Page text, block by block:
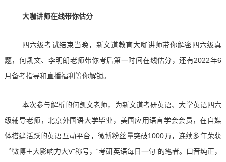
大咖讲师在线带你估分
四六级考试结束当晚，新文道教育大咖讲师带你解密四六级真
题，何凯文、李明朗老师带你考后第一时间在线估分，还有2022年6
月备考指导和直播福利等你解锁。
本次参与解析的何凯文老师，为新文道考研英语、大学英语四六
级辅导老师，北京外国语大学毕业，美国应用语言学会会员，在自媒
体搭建活跃的英语互动平台，微博粉丝量突破1000万，连续多年荣获
〝微博＋大影响力大V"称号，“考研英语每日一句”的笔者。口音纯正，